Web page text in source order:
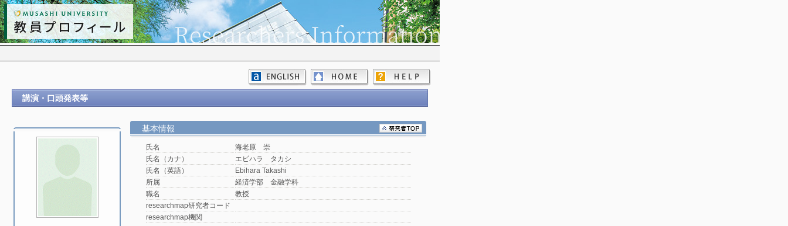
講演・口頭発表等
基本情報
氏名
海老原 崇
氏名（カナ）
エビハラ タカシ
氏名（英語）
Ebihara Takashi
所属
経済学部 金融学科
職名
教授
researchmap研究者コード
researchmap機関